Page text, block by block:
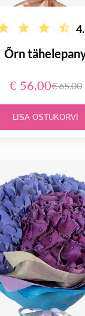
Õrn
€ 56.00€ 65.00
LISA OSTUKORVI